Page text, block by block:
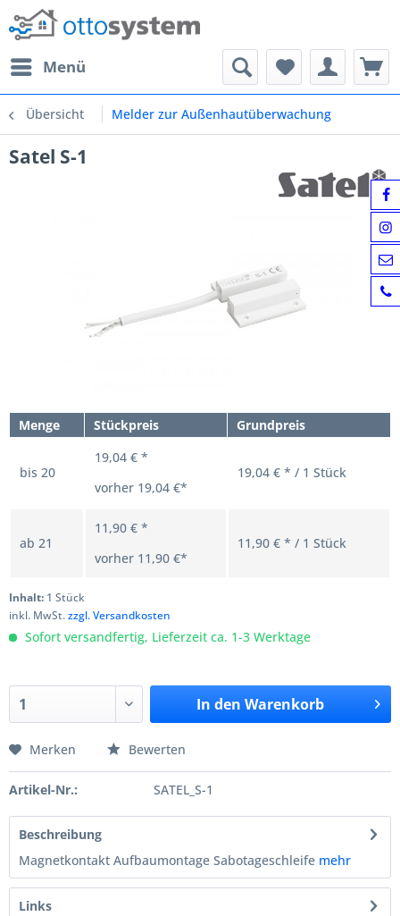
Menü
Übersicht Melder zur Außenhautüberwachung
Satel S-1
Menge Stückpreis Grundpreis
bis 20
19,04 € *
vorher 19,04 €*
19,04 € * / 1 Stück
ab 21
11,90 € *
vorher 11,90 €*
11,90 € * / 1 Stück
Inhalt: 1 Stück
inkl. MwSt.zzgl. Versandkosten
Sofort versandfertig, Lieferzeit ca. 1-3 Werktage
In den Warenkorb
Merken Bewerten
Artikel-Nr.: SATEL_S-1
Beschreibung
Magnetkontakt Aufbaumontage Sabotageschleife mehr
Links